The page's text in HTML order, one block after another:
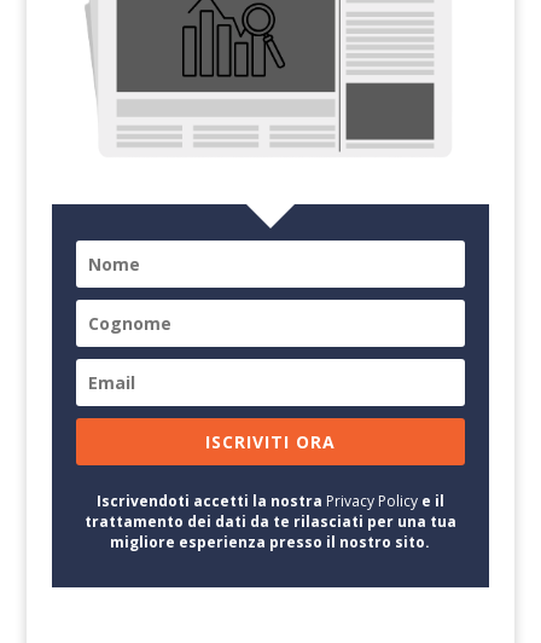
ISCRIVITI ORA
Iscrivendoti accetti la nostra Privacy Policye il
trattamento dei dati da te rilasciati per una tua
migliore esperienza presso il nostro sito.